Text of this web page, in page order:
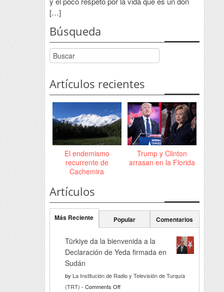
[…]
Búsqueda
Artículos recientes
El endemismo
recurrente de
Cachemira
Trump y Clinton
arrasan en la Florida
Artículos
Más Reciente Popular Comentarios
Türkiye da la bienvenida a la
Declaración de Yeda firmada en
Sudán
by La Institución de Radio y Televisión de Turquía
(TRT) - Comments Offon